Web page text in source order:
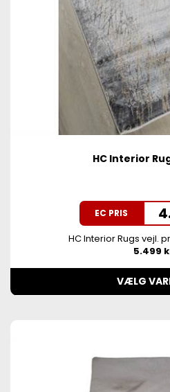
HC Interior
EC PRIS
HC Interior Rugs vejl.
5.499
VÆLG